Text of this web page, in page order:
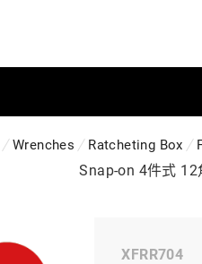
Wrenches Ratcheting Box
Snap-on 4件式
XFRR704